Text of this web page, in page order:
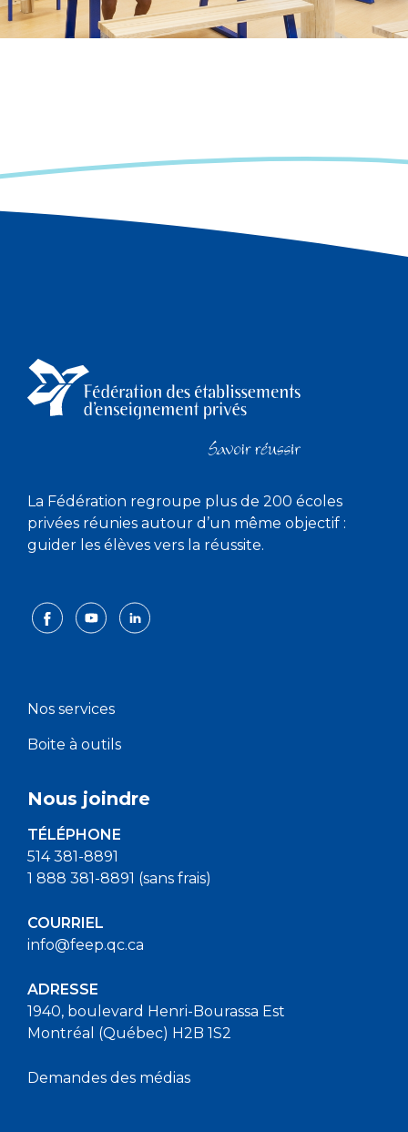
La Fédération regroupe plus de 200 écoles
privées réunies autour d’un même objectif :
guider les élèves vers la réussite.
Nos services
Boite à outils
Nous joindre
TÉLÉPHONE
514 381-8891
1 888 381-8891 (sans frais)
COURRIEL
info@feep.qc.ca
ADRESSE
1940, boulevard Henri-Bourassa Est
Montréal (Québec) H2B 1S2
Demandes des médias